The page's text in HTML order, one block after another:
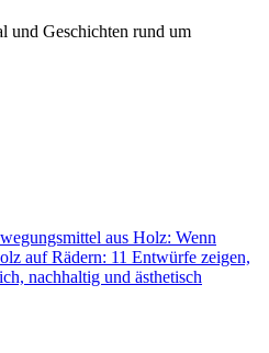
und Geschichten rund um
aus Holz: Wenn
auf Rädern: 11 Entwürfe zeigen,
nachhaltig und ästhetisch